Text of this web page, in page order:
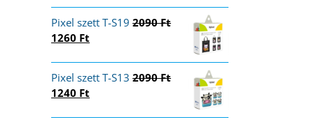
2090 Ft.1240 Ft.
Pixel szett T-S19 2090Ft
Original
2090 Ft.
1260 Ft
1260 Ft.
Pixel szett T-S13 2090Ft
Original
1240 Ft